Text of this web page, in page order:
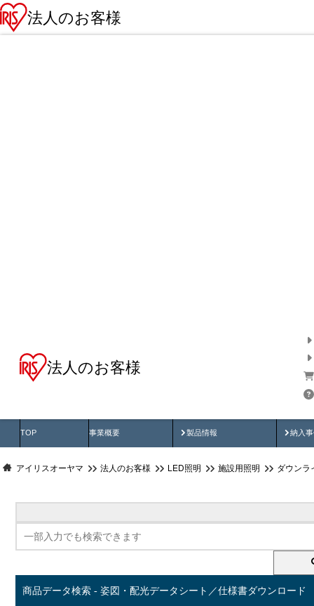
法人のお客様
法人のお客様
TOP 事業概要 製品情報
製品動画 納入
納
アイリスオーヤマ 法人のお客様 LED照明 施設用照明 ダウンラ
商品データ検索 - 姿図・配光データシート／仕様書ダウンロード